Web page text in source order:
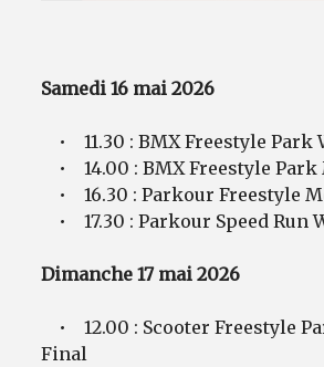
Samedi 16 mai 2026
• 11.30 : BMX Freestyle Park
• 14.00 : BMX Freestyle Park
• 16.30 : Parkour Freestyle
• 17.30 : Parkour Speed Run
Dimanche 17 mai 2026
• 12.00 : Scooter Freestyle
Final